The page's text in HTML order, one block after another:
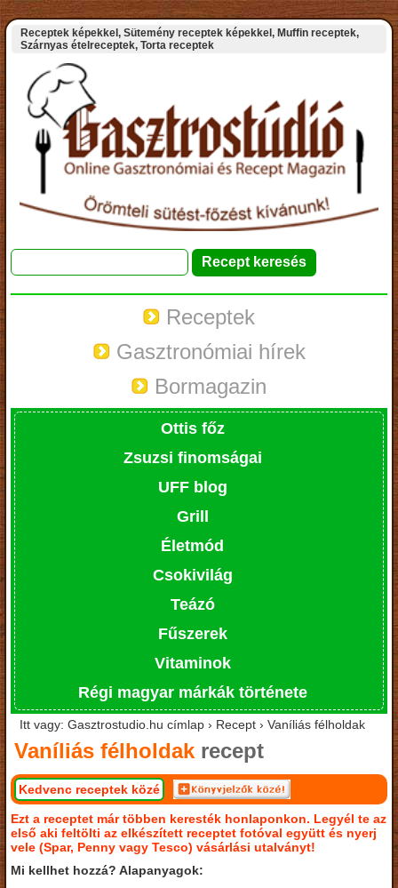
Receptek képekkel, Sütemény receptek képekkel, Muffin receptek,
Szárnyas ételreceptek, Torta receptek
Receptek
Gasztronómiai hírek
Bormagazin
Ottis főz
Zsuzsi finomságai
UFF blog
Grill
Életmód
Csokivilág
Teázó
Fűszerek
Vitaminok
Régi magyar márkák története
Itt vagy: Gasztrostudio.hu címlap › Recept › Vaníliás félholdak
Vaníliás félholdak recept
Kedvenc receptek közé
Ezt a receptet már többen keresték honlaponkon. Legyél te az
első aki feltölti az elkészített receptet fotóval együtt és nyerj
vele (Spar, Penny vagy Tesco) vásárlási utalványt!
Mi kellhet hozzá? Alapanyagok: